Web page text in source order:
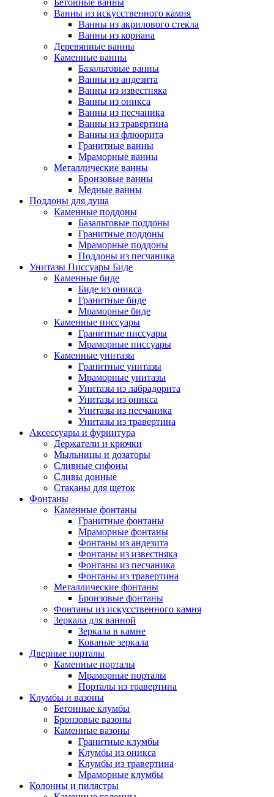
Бетонные ванны
Ванны из искусственного камня
Ванны из акрилового стекла
Ванны из кориана
Деревянные ванны
Каменные ванны
Базальтовые ванны
Ванны из андезита
Ванны из известняка
Ванны из оникса
Ванны из песчаника
Ванны из травертина
Ванны из флюорита
Гранитные ванны
Мраморные ванны
Металлические ванны
Бронзовые ванны
Медные ванны
Поддоны для душа
Каменные поддоны
Базальтовые поддоны
Гранитные поддоны
Мраморные поддоны
Поддоны из песчаника
Унитазы Писсуары Биде
Каменные биде
Биде из оникса
Гранитные биде
Мраморные биде
Каменные писсуары
Гранитные писсуары
Мраморные писсуары
Каменные унитазы
Гранитные унитазы
Мраморные унитазы
Унитазы из лабрадорита
Унитазы из оникса
Унитазы из песчаника
Унитазы из травертина
Аксессуары и фурнитура
Держатели и крючки
Мыльницы и дозаторы
Сливные сифоны
Сливы донные
Стаканы для щеток
Фонтаны
Каменные фонтаны
Гранитные фонтаны
Мраморные фонтаны
Фонтаны из андезита
Фонтаны из известняка
Фонтаны из песчаника
Фонтаны из травертина
Металлические фонтаны
Бронзовые фонтаны
Фонтаны из искусственного камня
Зеркала для ванной
Зеркала в камне
Кованые зеркала
Дверные порталы
Каменные порталы
Мраморные порталы
Порталы из травертина
Клумбы и вазоны
Бетонные клумбы
Бронзовые вазоны
Каменные вазоны
Гранитные клумбы
Клумбы из оникса
Клумбы из травертина
Мраморные клумбы
Колонны и пилястры